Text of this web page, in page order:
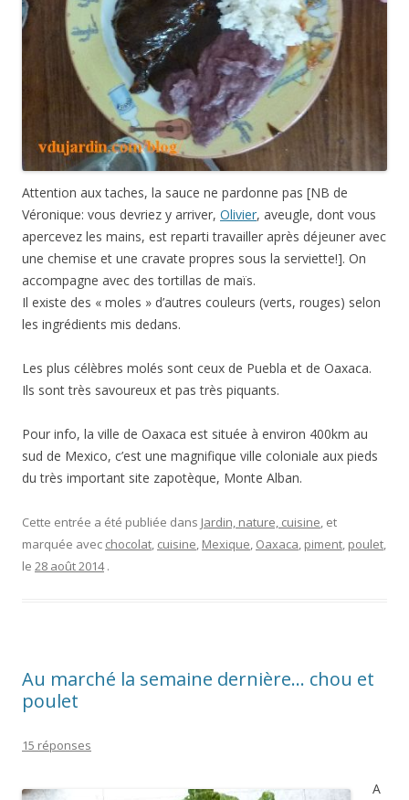
Attention aux taches, la sauce ne pardonne pas [NB de
Véronique: vous devriez y arriver, Olivier, aveugle, dont vous
apercevez les mains, est reparti travailler après déjeuner avec
une chemise et une cravate propres sous la serviette!]. On
accompagne avec des tortillas de maïs.
Il existe des « moles » d’autres couleurs (verts, rouges) selon
les ingrédients mis dedans.
Les plus célèbres molés sont ceux de Puebla et de Oaxaca.
Ils sont très savoureux et pas très piquants.
Pour info, la ville de Oaxaca est située à environ 400km au
sud de Mexico, c’est une magnifique ville coloniale aux pieds
du très important site zapotèque, Monte Alban.
Cette entrée a été publiée dans Jardin, nature, cuisine, et
marquée avec chocolat, cuisine, Mexique, Oaxaca, piment, poulet,
le 28 août 2014 .
Au marché la semaine dernière… chou et
poulet
15 réponses
A